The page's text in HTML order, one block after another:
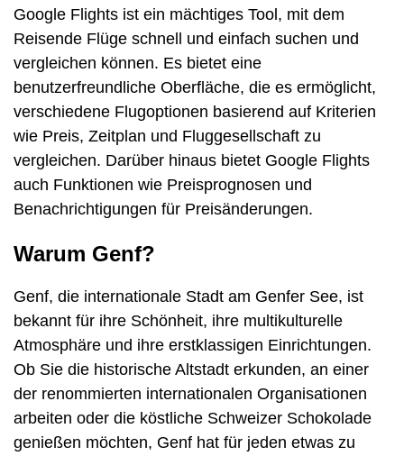
Google Flights ist ein mächtiges Tool, mit dem
Reisende Flüge schnell und einfach suchen und
vergleichen können. Es bietet eine
benutzerfreundliche Oberfläche, die es ermöglicht,
verschiedene Flugoptionen basierend auf Kriterien
wie Preis, Zeitplan und Fluggesellschaft zu
vergleichen. Darüber hinaus bietet Google Flights
auch Funktionen wie Preisprognosen und
Benachrichtigungen für Preisänderungen.
Warum Genf?
Genf, die internationale Stadt am Genfer See, ist
bekannt für ihre Schönheit, ihre multikulturelle
Atmosphäre und ihre erstklassigen Einrichtungen.
Ob Sie die historische Altstadt erkunden, an einer
der renommierten internationalen Organisationen
arbeiten oder die köstliche Schweizer Schokolade
genießen möchten, Genf hat für jeden etwas zu